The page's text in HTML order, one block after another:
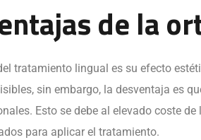
de la
tratamiento lingual es su efecto
sin embargo, la desventaja es
Esto se debe al elevado coste
para aplicar el tratamiento.